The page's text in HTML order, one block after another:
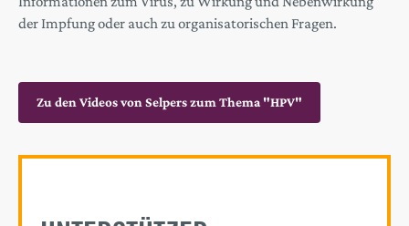
der Impfung oder auch zu organisatorischen Fragen.
Zu den Videos von Selpers zum Thema "HPV"